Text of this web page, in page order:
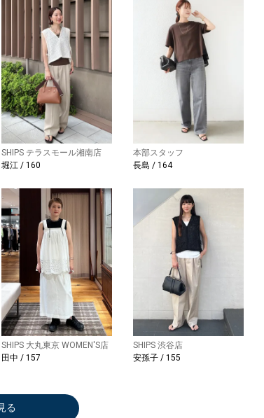
SHIPS テラスモール湘南店
堀江 / 160
本部スタッフ
長島 / 164
SHIPS 大丸東京 WOMEN'S店
田中 / 157
SHIPS 渋谷店
安孫子 / 155
る